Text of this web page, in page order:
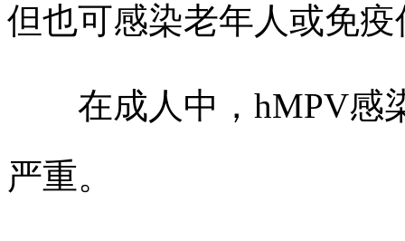
但也可感染老年人或免
在成人中，hMPV感
严重。